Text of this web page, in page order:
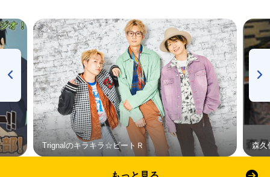
Trignalのキラキラ☆ビートＲ 森久